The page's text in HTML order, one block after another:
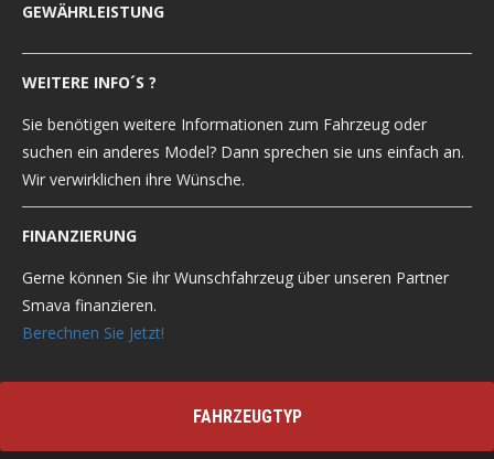
GEWÄHRLEISTUNG
WEITERE INFO´S ?
Sie benötigen weitere Informationen zum Fahrzeug oder
suchen ein anderes Model? Dann sprechen sie uns einfach an.
Wir verwirklichen ihre Wünsche.
FINANZIERUNG
Gerne können Sie ihr Wunschfahrzeug über unseren Partner
Smava finanzieren.
Berechnen Sie Jetzt!
FAHRZEUGTYP